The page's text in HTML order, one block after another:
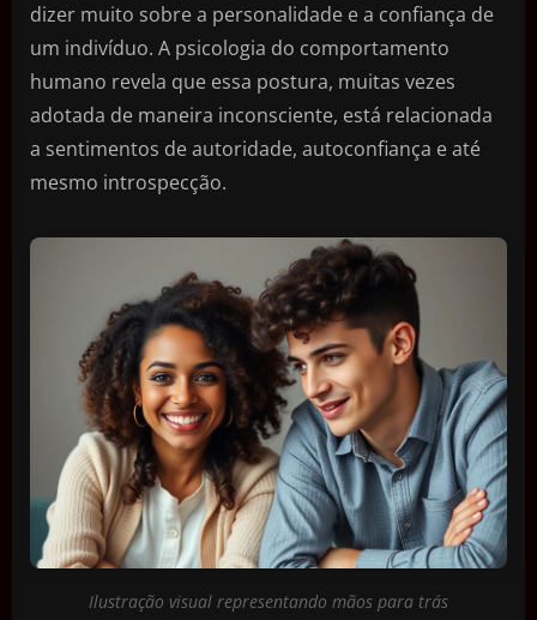
dizer muito sobre a personalidade e a confiança de
um indivíduo. A psicologia do comportamento
humano revela que essa postura, muitas vezes
adotada de maneira inconsciente, está relacionada
a sentimentos de autoridade, autoconfiança e até
mesmo introspecção.
Ilustração visual representando mãos para trás